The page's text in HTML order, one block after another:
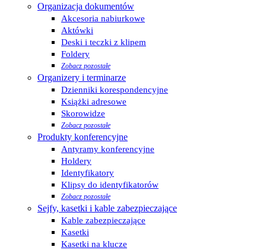
Organizacja dokumentów
Akcesoria nabiurkowe
Aktówki
Deski i teczki z klipem
Foldery
Zobacz pozostałe
Organizery i terminarze
Dzienniki korespondencyjne
Książki adresowe
Skorowidze
Zobacz pozostałe
Produkty konferencyjne
Antyramy konferencyjne
Holdery
Identyfikatory
Klipsy do identyfikatorów
Zobacz pozostałe
Sejfy, kasetki i kable zabezpieczające
Kable zabezpieczające
Kasetki
Kasetki na klucze